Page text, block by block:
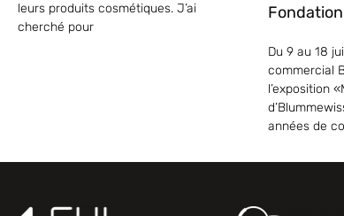
leurs produits cosmétiques. J’ai
cherché pour
Du 9 au 18
commercial
l’exposition
années de